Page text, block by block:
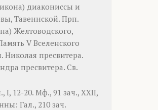
икона) диакониссы и
Тавеннской. Прп.
) Желтоводского,
V Вселенского
Николая пресвитера.
пресвитера. Св.
I, 12-20. Мф., 91 зач., XXII,
Гал., 210 зач.